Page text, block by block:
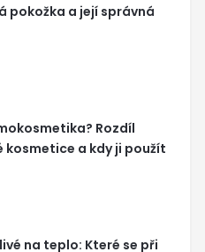
pokožka a její správná
Rozdíl
kosmetice a kdy ji použít
na teplo: Které se při